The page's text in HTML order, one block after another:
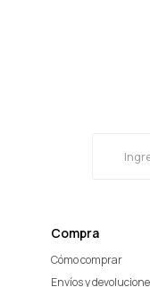
Compra
Cómo comprar
Envíos y